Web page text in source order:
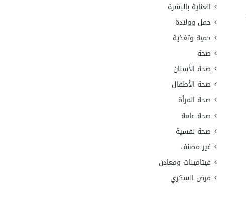
العناية بالبشرة
حمل وولادة
حمية وتغذية
صحة
صحة الأسنان
صحة الأطفال
صحة المرأة
صحة عامة
صحة نفسية
غير مصنف
فيتامينات ومعادن
مرض السكري